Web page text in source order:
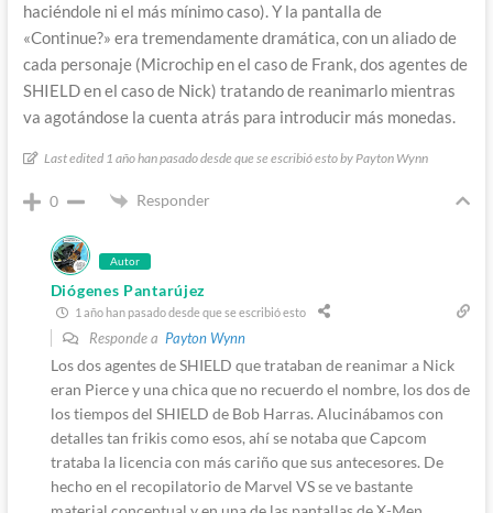
haciéndole ni el más mínimo caso). Y la pantalla de
«Continue?» era tremendamente dramática, con un aliado de
cada personaje (Microchip en el caso de Frank, dos agentes de
SHIELD en el caso de Nick) tratando de reanimarlo mientras
va agotándose la cuenta atrás para introducir más monedas.
Last edited 1 año han pasado desde que se escribió esto by Payton Wynn
0 Responder
Autor
Diógenes Pantarújez
1 año han pasado desde que se escribió esto
Responde a Payton Wynn
Los dos agentes de SHIELD que trataban de reanimar a Nick
eran Pierce y una chica que no recuerdo el nombre, los dos de
los tiempos del SHIELD de Bob Harras. Alucinábamos con
detalles tan frikis como esos, ahí se notaba que Capcom
trataba la licencia con más cariño que sus antecesores. De
hecho en el recopilatorio de Marvel VS se ve bastante